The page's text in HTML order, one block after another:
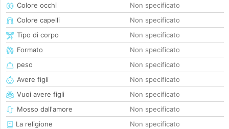
Colore occhi
Non specificato
Colore capelli
Non specificato
Tipo di corpo
Non specificato
Formato
Non specificato
peso
Non specificato
Avere figli
Non specificato
Vuoi avere figli
Non specificato
Mosso dall'amore
Non specificato
La religione
Non specificato